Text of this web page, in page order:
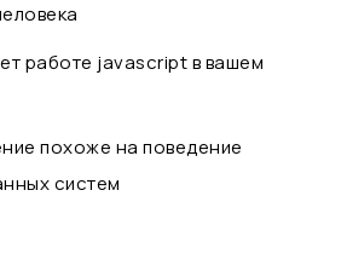
работе javascript в вашем
похоже на поведение
систем